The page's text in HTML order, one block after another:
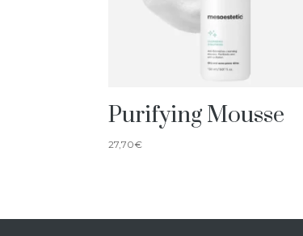
Purifying Mousse
27,70€